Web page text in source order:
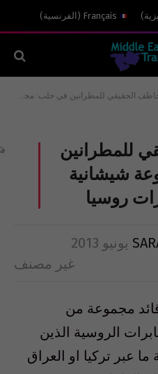
)
Français
( الفرنسية)
الحقيقي للمطرانين في حلب: مجموعة شيشانية تنسق مع مخابرات روسيا
للمطرانين
شيشانية
روسيا
غير مصنف
مجموعة من
الروسية الذين
عبر تركيا او العراق